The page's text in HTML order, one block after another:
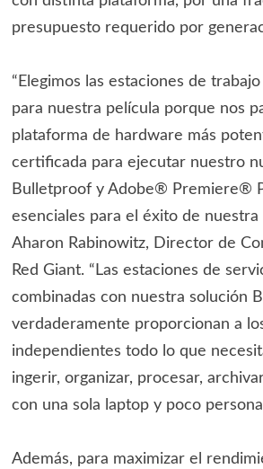
presupuesto requerido por
“Elegimos las estaciones de
para nuestra película porque nos
plataforma de hardware más
certificada para ejecutar nuestro
Bulletproof y Adobe® Premiere®
esenciales para el éxito de nuestra
Aharon Rabinowitz, Director de
Red Giant. “Las estaciones de
combinadas con nuestra solución
verdaderamente proporcionan a
independientes todo lo que
ingerir, organizar, procesar,
con una sola laptop y poco
Además, para maximizar el